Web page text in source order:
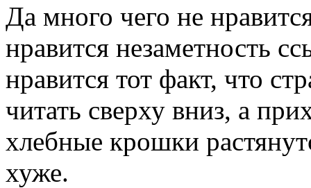
Да много чего не
нравится незаметность
нравится тот факт, что
читать сверху вниз, а
хлебные крошки
хуже.